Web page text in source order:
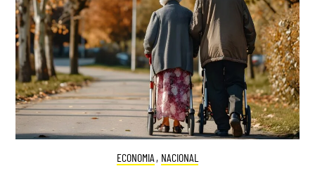
ECONOMIA , NACIONAL